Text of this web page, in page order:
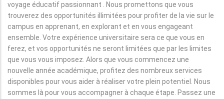
voyage éducatif passionnant . Nous promettons que vous
trouverez des opportunités illimitées pour profiter de la vie sur le
campus en apprenant, en explorant et en vous engageant
ensemble. Votre expérience universitaire sera ce que vous en
ferez, et vos opportunités ne seront limitées que par les limites
que vous vous imposez. Alors que vous commencez une
nouvelle année académique, profitez des nombreux services
disponibles pour vous aider à réaliser votre plein potentiel. Nous
sommes là pour vous accompagner à chaque étape. Passez une